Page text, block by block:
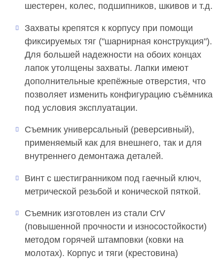
шестерен, колес, подшипников, шкивов и т.д.
Захваты крепятся к корпусу при помощи
фиксируемых тяг ("шарнирная конструкция").
Для большей надежности на обоих концах
лапок утолщены захваты. Лапки имеют
дополнительные крепёжные отверстия, что
позволяет изменить конфигурацию съёмника
под условия эксплуатации.
Съемник универсальный (реверсивный),
применяемый как для внешнего, так и для
внутреннего демонтажа деталей.
Винт с шестигранником под гаечный ключ,
метрической резьбой и конической пяткой.
Съемник изготовлен из стали CrV
(повышенной прочности и износостойкости)
методом горячей штамповки (ковки на
молотах). Корпус и тяги (крестовина)